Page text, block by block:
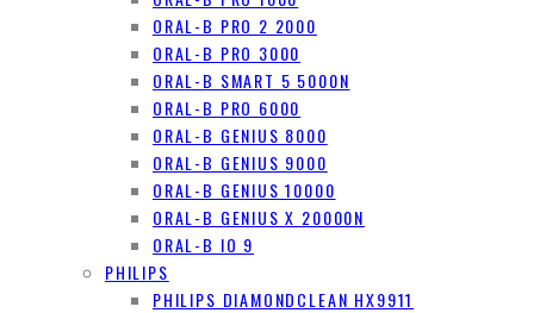
ORAL-B PRO 2 2000
ORAL-B PRO 3000
ORAL-B SMART 5 5000N
ORAL-B PRO 6000
ORAL-B GENIUS 8000
ORAL-B GENIUS 9000
ORAL-B GENIUS 10000
ORAL-B GENIUS X 20000N
ORAL-B IO 9
PHILIPS
PHILIPS DIAMONDCLEAN HX9911